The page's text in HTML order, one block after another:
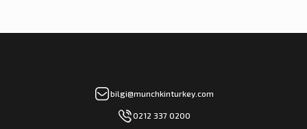
bilgi@munchkinturkey.com
0212 337 0200